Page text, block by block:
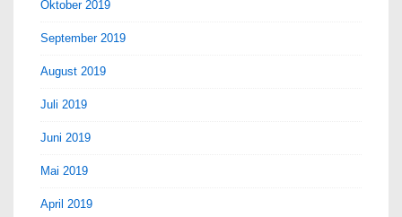
Oktober 2019
September 2019
August 2019
Juli 2019
Juni 2019
Mai 2019
April 2019